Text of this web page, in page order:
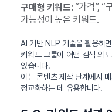
구매형 키워드:“가격”, “
가능성이 높은 키워드.
AI 기반 NLP 기술을 활용하
키워드 그룹이 어떤 검색 의
있습니다.
이는 콘텐츠 제작 단계에서
정교화하는 데 유용합니다.